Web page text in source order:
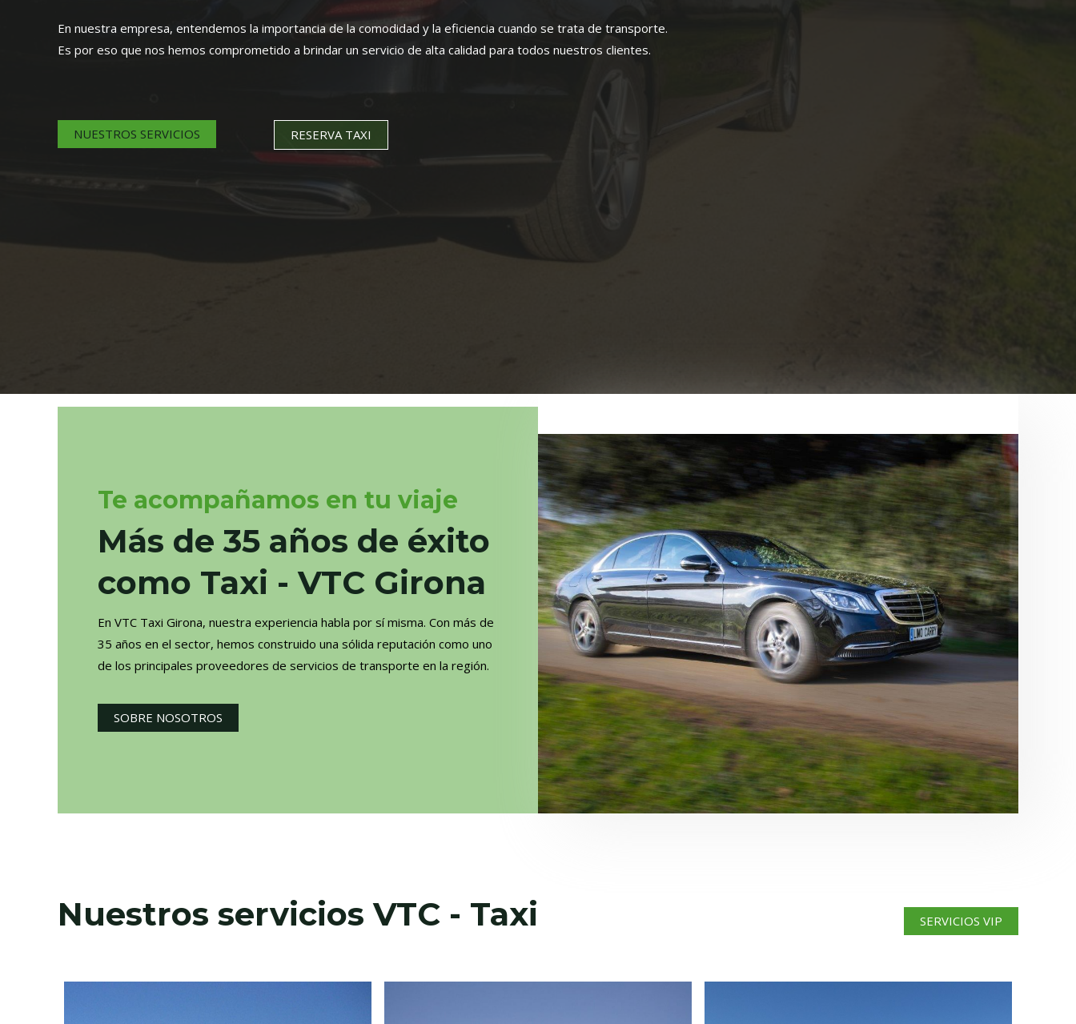
En nuestra empresa, entendemos la importancia de la comodidad y la eficiencia cuando se trata de transporte.
Es por eso que nos hemos comprometido a brindar un servicio de alta calidad para todos nuestros clientes.
NUESTROS SERVICIOS RESERVA TAXI
Te acompañamos en tu viaje
Más de 35 años de éxito
como Taxi - VTC Girona
En VTC Taxi Girona, nuestra experiencia habla por sí misma. Con más de
35 años en el sector, hemos construido una sólida reputación como uno
de los principales proveedores de servicios de transporte en la región.
SOBRE NOSOTROS
Nuestros servicios VTC - Taxi SERVICIOS VIP